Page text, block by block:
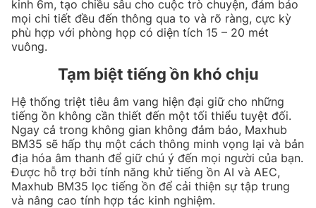
kinh 6m, tạo chiều sâu cho cuộc trò chuyện, đảm bảo
mọi chi tiết đều đến thông qua to và rõ ràng, cực kỳ
phù hợp với phòng họp có diện tích 15 – 20 mét
vuông.
Tạm biệt tiếng ồn khó chịu
Hệ thống triệt tiêu âm vang hiện đại giữ cho những
tiếng ồn không cần thiết đến một tối thiểu tuyệt đối.
Ngay cả trong không gian không đảm bảo, Maxhub
BM35 sẽ hấp thụ một cách thông minh vọng lại và bản
địa hóa âm thanh để giữ chú ý đến mọi người của bạn.
Được hỗ trợ bởi tính năng khử tiếng ồn AI và AEC,
Maxhub BM35 lọc tiếng ồn để cải thiện sự tập trung
và nâng cao tính hợp tác kinh nghiệm.